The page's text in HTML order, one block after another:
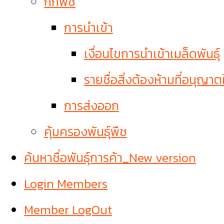
การนำเข้า
เงื่อนไขการนำเข้าเมล็ดพันธุ์
รายชื่อสิ่งต้องห้ามที่อนุญาต
การส่งออก
คุ้มครองพันธุ์พืช
ค้นหาชื่อพันธุ์การค้า_New version
Login Members
Member LogOut